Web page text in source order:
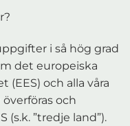
i så hög grad
det europeiska
och alla våra
och
(s.k. ”tredje land”).